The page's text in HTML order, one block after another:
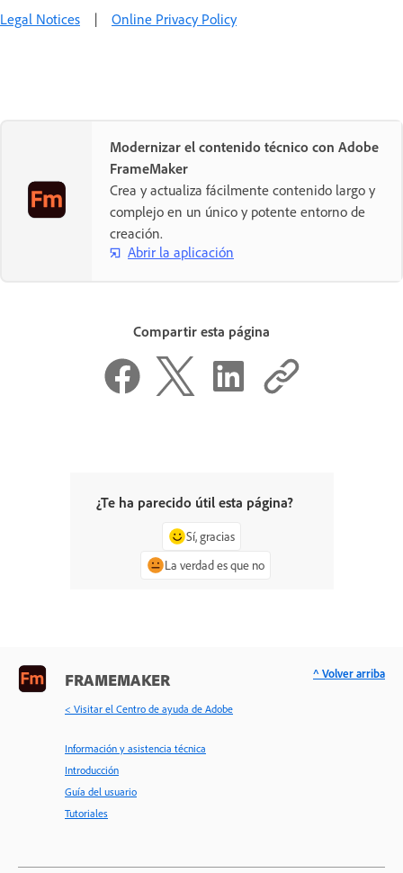
Legal Notices | Online Privacy Policy
Modernizar el contenido técnico con Adobe
FrameMaker
Crea y actualiza fácilmente contenido largo y
complejo en un único y potente entorno de
creación.
Abrir la aplicación
Compartir esta página
¿Te ha parecido útil esta página?
Sí, gracias
La verdad es que no
FRAMEMAKER
< Visitar el Centro de ayuda de Adobe
Información y asistencia técnica
Introducción
Guía del usuario
Tutoriales
^ Volver arriba